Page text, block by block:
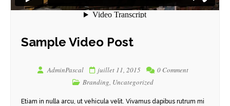
Sample Video Post
AdminPascal juillet 11, 2015
0 Comment
Branding, Uncategorized
Etiam in nulla arcu, ut vehicula velit. Vivamus dapibus rutrum mi